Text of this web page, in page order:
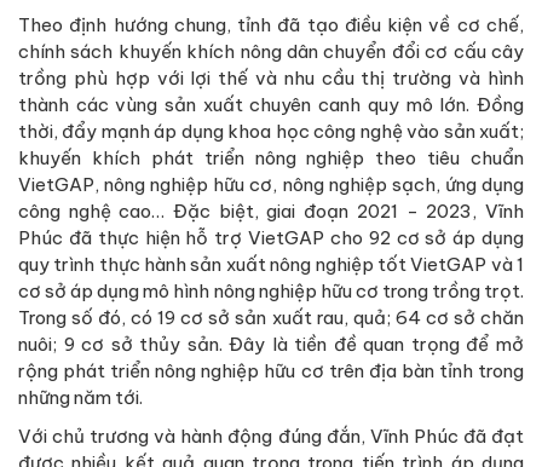
Theo định hướng chung, tỉnh đã tạo điều kiện về cơ chế,
chính sách khuyến khích nông dân chuyển đổi cơ cấu cây
trồng phù hợp với lợi thế và nhu cầu thị trường và hình
thành các vùng sản xuất chuyên canh quy mô lớn. Đồng
thời, đẩy mạnh áp dụng khoa học công nghệ vào sản xuất;
khuyến khích phát triển nông nghiệp theo tiêu chuẩn
VietGAP, nông nghiệp hữu cơ, nông nghiệp sạch, ứng dụng
công nghệ cao… Đặc biệt, giai đoạn 2021 - 2023, Vĩnh
Phúc đã thực hiện hỗ trợ VietGAP cho 92 cơ sở áp dụng
quy trình thực hành sản xuất nông nghiệp tốt VietGAP và 1
cơ sở áp dụng mô hình nông nghiệp hữu cơ trong trồng trọt.
Trong số đó, có 19 cơ sở sản xuất rau, quả; 64 cơ sở chăn
nuôi; 9 cơ sở thủy sản. Đây là tiền đề quan trọng để mở
rộng phát triển nông nghiệp hữu cơ trên địa bàn tỉnh trong
những năm tới.
Với chủ trương và hành động đúng đắn, Vĩnh Phúc đã đạt